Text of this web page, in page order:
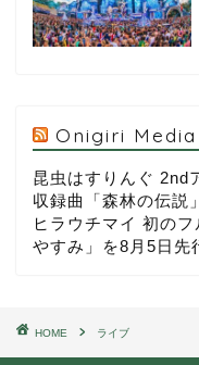
Onigiri Media
昆虫はすりんぐ 2nd
収録曲「森林の伝説
ヒラウチマイ 初の
やすみ」を8月5日先
HOME ライブ